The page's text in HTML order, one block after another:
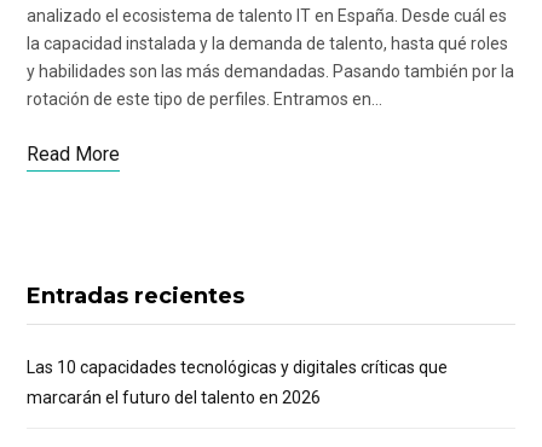
analizado el ecosistema de talento IT en España. Desde cuál es
la capacidad instalada y la demanda de talento, hasta qué roles
y habilidades son las más demandadas. Pasando también por la
rotación de este tipo de perfiles. Entramos en…
Read More
Entradas recientes
Las 10 capacidades tecnológicas y digitales críticas que
marcarán el futuro del talento en 2026